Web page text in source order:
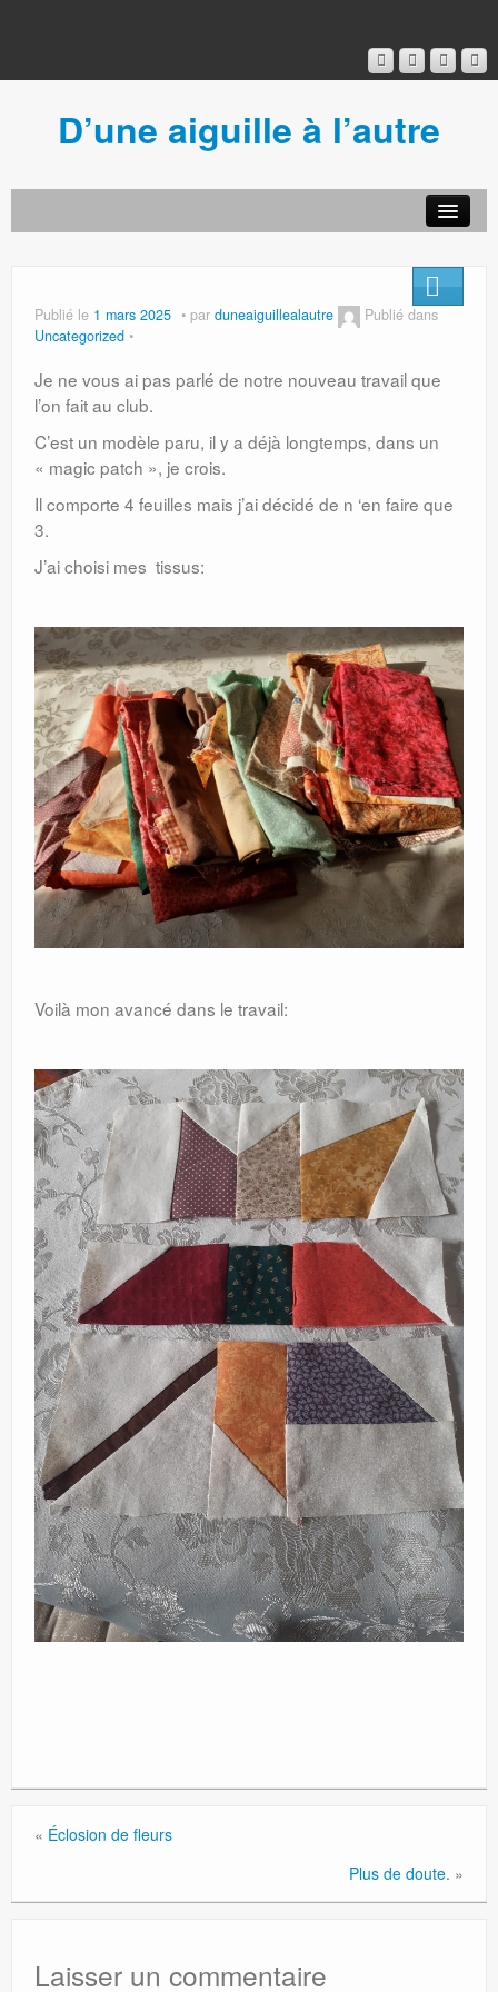
D’une aiguille à l’autre
Publié le 1 mars 2025 par duneaiguillealautre
Publié dans
Uncategorized
Je ne vous ai pas parlé de notre nouveau travail que
l’on fait au club.
C’est un modèle paru, il y a déjà longtemps, dans un
« magic patch », je crois.
Il comporte 4 feuilles mais j’ai décidé de n ‘en faire que
3.
J’ai choisi mes tissus:
Voilà mon avancé dans le travail:
« Éclosion de fleurs
Plus de doute. »
Laisser un commentaire